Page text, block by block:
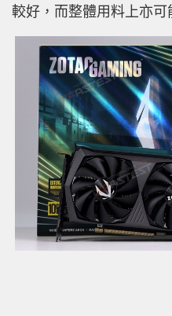
較好，而整體用料上亦可